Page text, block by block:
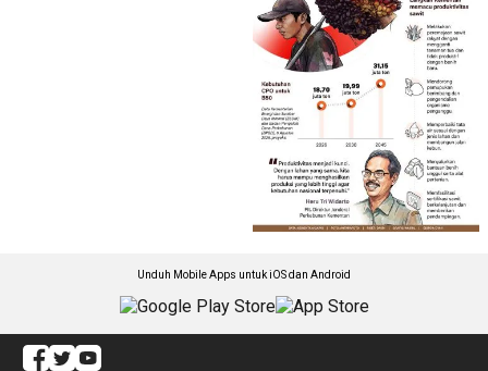
Unduh Mobile Apps untuk iOS dan Android